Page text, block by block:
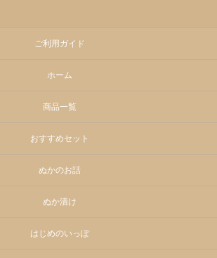
ご利用ガイド
ホーム
商品一覧
おすすめセット
ぬかのお話
ぬか漬け
はじめのいっぽ